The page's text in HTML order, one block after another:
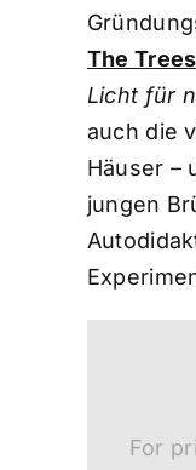
The Trees
Licht für
auch die
Häuser –
jungen
For